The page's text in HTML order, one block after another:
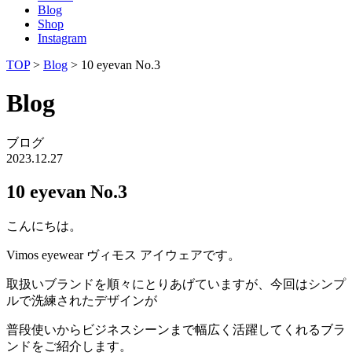
Blog
Shop
Instagram
TOP> Blog > 10 eyevan No.3
Blog
ブログ
2023.12.27
10 eyevan No.3
こんにちは。
Vimos eyewear ヴィモス アイウェアです。
取扱いブランドを順々にとりあげていますが、今回はシンプ
ルで洗練されたデザインが
普段使いからビジネスシーンまで幅広く活躍してくれるブラ
ンドをご紹介します。